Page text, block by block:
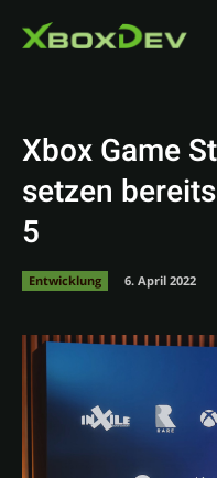
Xbox Game
setzen
5
Entwicklung 6. April 2022